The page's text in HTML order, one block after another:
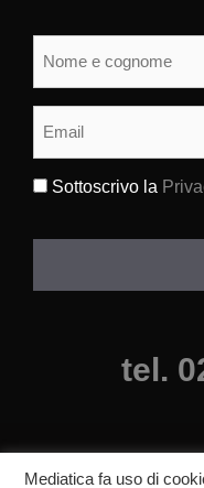
Sottoscrivo la
tel.
Mediatica fa uso di